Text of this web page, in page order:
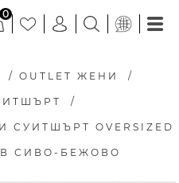
0
/ OUTLET ЖЕНИ /
/
СУИТШЪРТ OVERSIZED
В СИВО-БЕЖОВО